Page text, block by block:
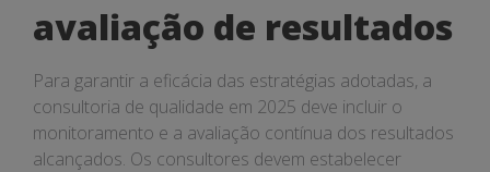
avaliação de resultados
Para garantir a eficácia das estratégias adotadas, a
consultoria de qualidade em 2025 deve incluir o
monitoramento e a avaliação contínua dos resultados
alcançados. Os consultores devem estabelecer